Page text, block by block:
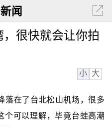
闻
很快就会让你拍
小 大
落在了台北松山机场，很多
个可以理解，毕竟台蛙高潮